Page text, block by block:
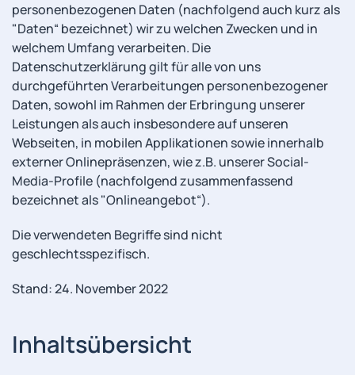
personenbezogenen Daten (nachfolgend auch kurz als
"Daten“ bezeichnet) wir zu welchen Zwecken und in
welchem Umfang verarbeiten. Die
Datenschutzerklärung gilt für alle von uns
durchgeführten Verarbeitungen personenbezogener
Daten, sowohl im Rahmen der Erbringung unserer
Leistungen als auch insbesondere auf unseren
Webseiten, in mobilen Applikationen sowie innerhalb
externer Onlinepräsenzen, wie z.B. unserer Social-
Media-Profile (nachfolgend zusammenfassend
bezeichnet als "Onlineangebot“).
Die verwendeten Begriffe sind nicht
geschlechtsspezifisch.
Stand: 24. November 2022
Inhaltsübersicht